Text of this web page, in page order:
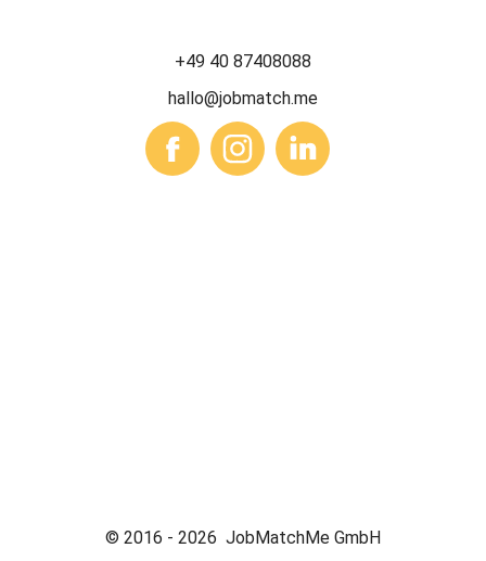
+49 40 87408088
hallo@jobmatch.me
© 2016 - 2026 JobMatchMe GmbH